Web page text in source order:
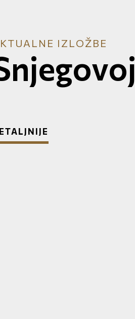
IZLOŽBE
IZLOŽBE
2.